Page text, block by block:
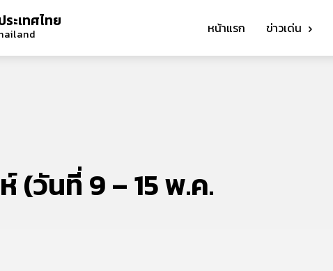
ะเทศไทย หน้าแรก ข่าวเด่น
(วันที่ 9 – 15 พ.ค.